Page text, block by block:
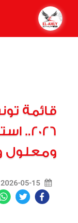
قائمة
2026-05-15 06:30:46
Facebook